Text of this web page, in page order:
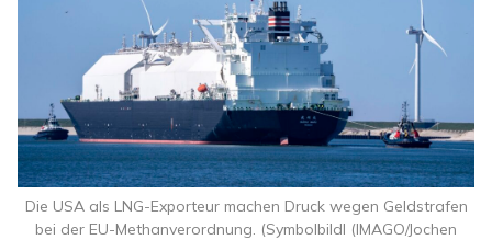
Die USA als LNG-Exporteur machen Druck wegen Geldstrafen
bei der EU-Methanverordnung. (SymbolbildI (IMAGO/Jochen